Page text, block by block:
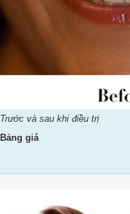
Trước và sau khi điều trị
Bảng giá